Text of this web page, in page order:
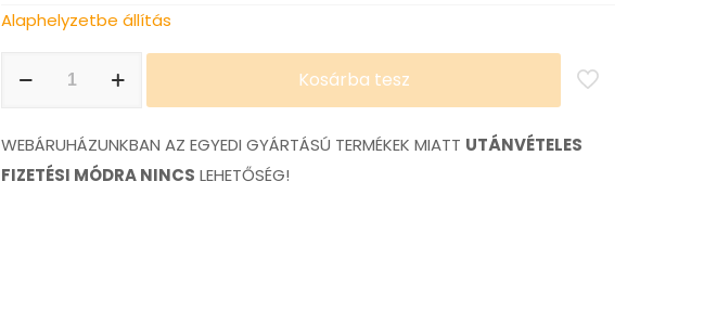
Alaphelyzetbe állítás
mennyiség
Kosárba tesz
WEBÁRUHÁZUNKBAN AZ EGYEDI GYÁRTÁSÚ TERMÉKEK MIATT UTÁNVÉTELES
FIZETÉSI MÓDRA NINCS LEHETŐSÉG!